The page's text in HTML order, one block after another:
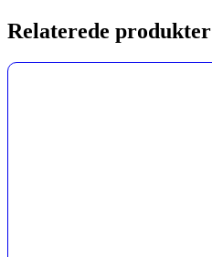
Relaterede produkter